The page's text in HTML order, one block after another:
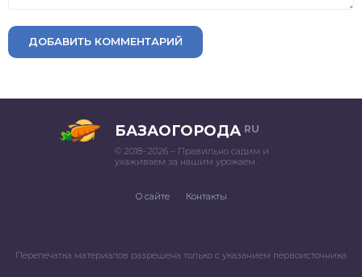
ДОБАВИТЬ КОММЕНТАРИЙ
БАЗАОГОРОДА RU
© 2018–2026 – Правильно садим и
ухаживаем за нашим урожаем.
О сайте Контакты
Перепечатка материалов разрешена только с указанием первоисточника